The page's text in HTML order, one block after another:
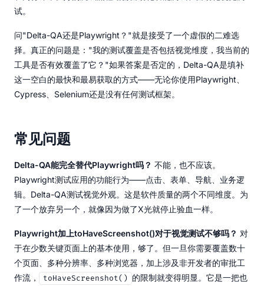
试。
问"Delta-QA还是Playwright？"就是接受了一个虚假的二难选
择。真正的问题是："我的测试覆盖是否包括视觉维度，我当前的
工具是否有效覆盖了它？"如果答案是否定的，Delta-QA是填补
这一空白的最快和最易获取的方式——无论你使用Playwright、
Cypress、Selenium还是没有任何测试框架。
常见问题
Delta-QA能完全替代Playwright吗？ 不能，也不应该。
Playwright测试应用的功能行为——点击、表单、导航、业务逻
辑。Delta-QA测试视觉外观。这是软件质量的两个不同维度。为
了一个放弃另一个，就像因为做了X光就停止验血一样。
Playwright加上toHaveScreenshot()对于视觉测试不够吗？ 对
于在少数关键页面上的基本使用，够了。但一旦你需要覆盖数十
个页面、多种分辨率、多种浏览器，加上涉及非开发者的审批工
作流，
toHaveScreenshot() 的限制就变得明显。它是一把也